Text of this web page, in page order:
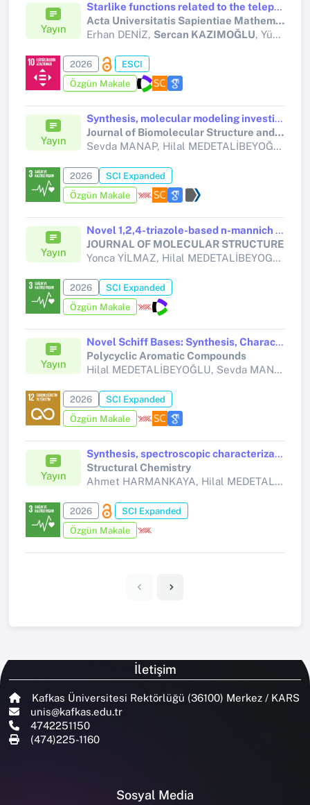
Yayın
Starlike functions related to the telephone numbers
Acta Universitatis Sapientiae Mathematica
Erhan DENİZ, Sercan KAZIMOĞLU, Yücel ÖZKAN
2026
ESCI
Özgün Makale
Yayın
Synthesis, molecular modeling investigation, molecular dynamic and ADME prediction of some novel Mannich bases derived from 1,2,4-triazole, and assessment of their anticancer activity
Journal of Biomolecular Structure and Dynamics
Sevda MANAP, Hilal MEDETALİBEYOĞLU, Ahsen KILIÇ, Ömer Faruk KARATAŞ, Burak TÜZÜN, Muzaffer ALKAN, Ahmet Buğra ORTAAKARSU, Abdurrahman ATALAY,
2026
SCI Expanded
Özgün Makale
Yayın
Novel 1,2,4-triazole-based n-mannich derivatives: Synthesis, spectroscopic characterization, cytotoxic, antimicrobial, and enzyme inhibitory activities, and in silico studies
JOURNAL OF MOLECULAR STRUCTURE
Yonca YİLMAZ, Hilal MEDETALİBEYOGLU, Serkan KAPANCİK, Burak TUZUN, Miha LUKSİC, Rukiye ASLAN, Fevzi TOPAL, Umit M. KOCYİGİT, Haydar YUKSEK,
2026
SCI Expanded
Özgün Makale
Yayın
Novel Schiff Bases: Synthesis, Characterization, Bioactivity, Cytotoxicity, and Computational Evaluations
Polycyclic Aromatic Compounds
Hilal MEDETALİBEYOĞLU, Sevda MANAP, Muzaffer ALKAN,
2026
SCI Expanded
Özgün Makale
Yayın
Synthesis, spectroscopic characterization, and multiscale computational ınvestigation of a novel 1,2,4-triazole derivative targeting AChE, BChE, and COX enzymes
Structural Chemistry
Ahmet HARMANKAYA, Hilal MEDETALİBEYOĞLU, Abdurrahman ATALAY, Ahmet Buğra ORTAAKARSU, Sevda MANAP, Ebru KOCA, Çiğdem YILDIZ, Nejdet KÖÇEK,
2026
SCI Expanded
Özgün Makale
İletişim
Kafkas Üniversitesi Rektörlüğü (36100) Merkez / KARS
unis@kafkas.edu.tr
4742251150
(474)225-1160
Sosyal Media